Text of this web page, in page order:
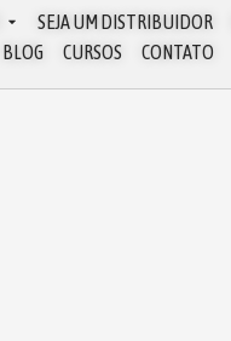
SEJA UM DISTRIBUIDOR
BLOG CURSOS CONTATO